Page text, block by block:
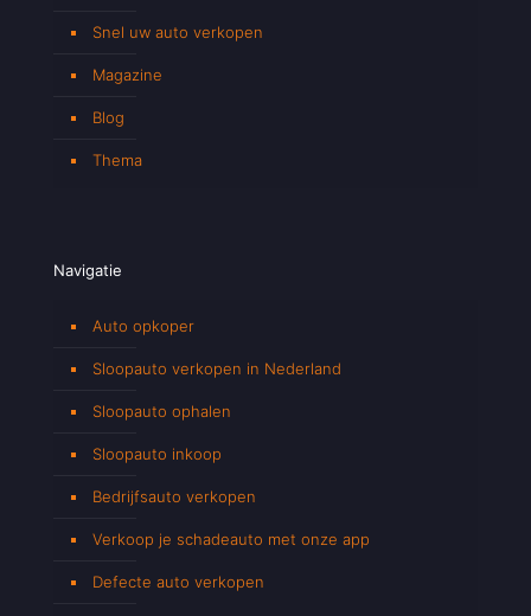
Snel uw auto verkopen
Magazine
Blog
Thema
Navigatie
Auto opkoper
Sloopauto verkopen in Nederland
Sloopauto ophalen
Sloopauto inkoop
Bedrijfsauto verkopen
Verkoop je schadeauto met onze app
Defecte auto verkopen